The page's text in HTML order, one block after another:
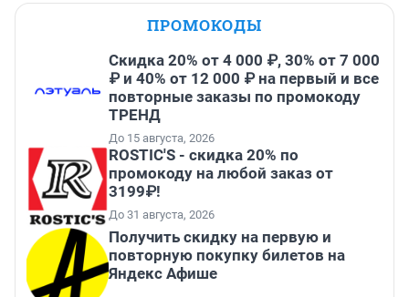
ПРОМОКОДЫ
Скидка 20% от 4 000 ₽, 30% от 7 000
₽ и 40% от 12 000 ₽ на первый и все
повторные заказы по промокоду
ТРЕНД
До 15 августа, 2026
ROSTIC'S - скидка 20% по
промокоду на любой заказ от
3199₽!
До 31 августа, 2026
Получить скидку на первую и
повторную покупку билетов на
Яндекс Афише